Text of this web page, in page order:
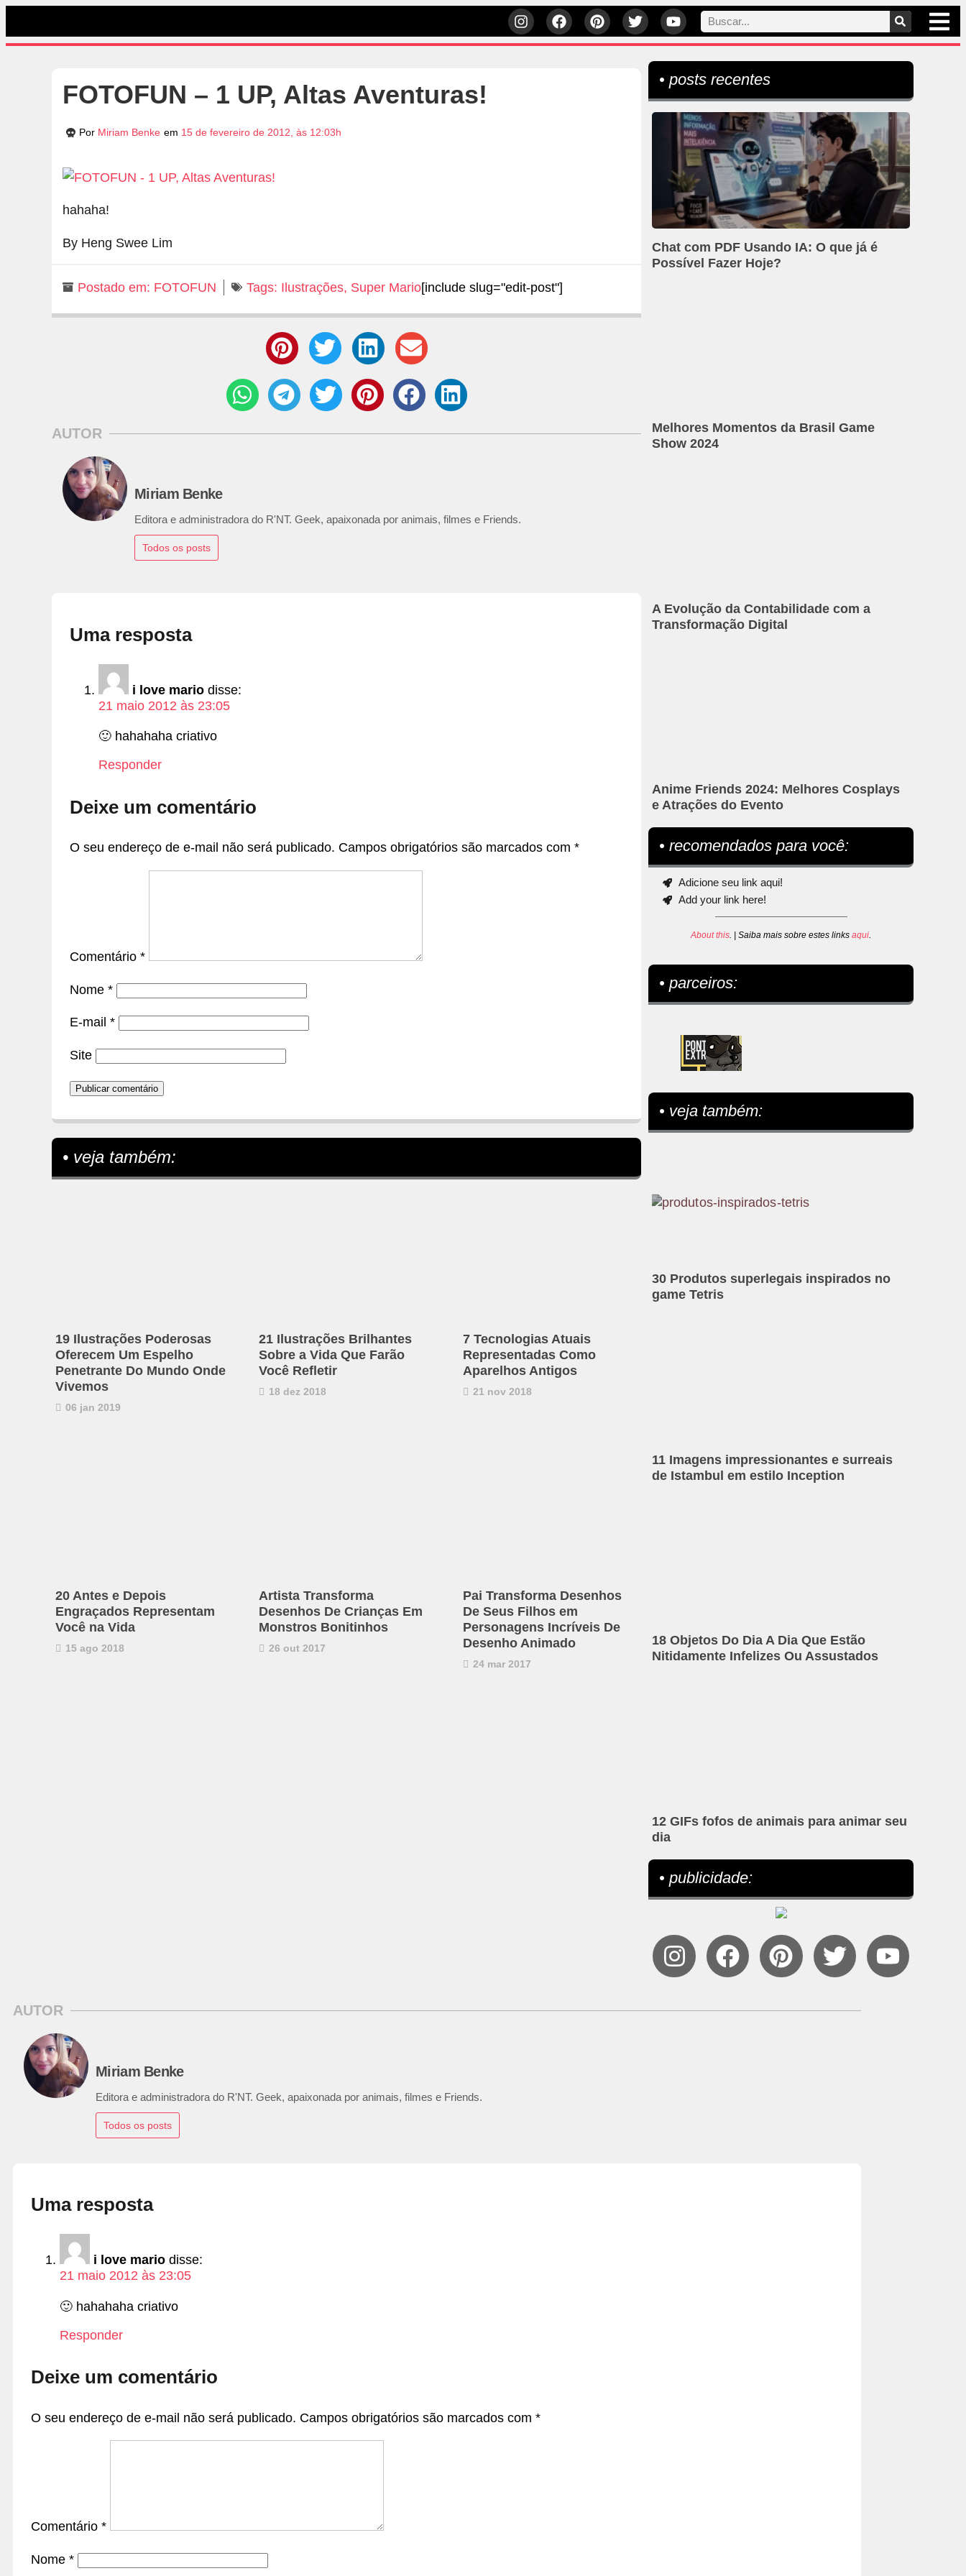
FOTOFUN – 1 UP, Altas Aventuras!
Por Miriam Benke em 15 de fevereiro de 2012, às 12:03h
hahaha!
By Heng Swee Lim
Postado em: FOTOFUN Tags: Ilustrações, Super Mario[include slug="edit-post"]
AUTOR
Miriam Benke
Editora e administradora do R'NT. Geek, apaixonada por animais, filmes e Friends.
Todos os posts
Uma resposta
i love mario disse:
21 maio 2012 às 23:05
🙂 hahahaha criativo
Responder
Deixe um comentário
O seu endereço de e-mail não será publicado. Campos obrigatórios são marcados com *
Comentário *
Nome *
E-mail *
Site
• veja também:
19 Ilustrações Poderosas
Oferecem Um Espelho
Penetrante Do Mundo Onde
Vivemos
06 jan 2019
21 Ilustrações Brilhantes
Sobre a Vida Que Farão
Você Refletir
18 dez 2018
7 Tecnologias Atuais
Representadas Como
Aparelhos Antigos
21 nov 2018
20 Antes e Depois
Engraçados Representam
Você na Vida
15 ago 2018
Artista Transforma
Desenhos De Crianças Em
Monstros Bonitinhos
26 out 2017
Pai Transforma Desenhos
De Seus Filhos em
Personagens Incríveis De
Desenho Animado
24 mar 2017
• posts recentes
Chat com PDF Usando IA: O que já é
Possível Fazer Hoje?
Melhores Momentos da Brasil Game
Show 2024
A Evolução da Contabilidade com a
Transformação Digital
Anime Friends 2024: Melhores Cosplays
e Atrações do Evento
• recomendados para você:
Adicione seu link aqui!
Add your link here!
About this. | Saiba mais sobre estes linksaqui.
• parceiros:
• veja também:
30 Produtos superlegais inspirados no
game Tetris
11 Imagens impressionantes e surreais
de Istambul em estilo Inception
18 Objetos Do Dia A Dia Que Estão
Nitidamente Infelizes Ou Assustados
12 GIFs fofos de animais para animar seu
dia
• publicidade:
AUTOR
Miriam Benke
Editora e administradora do R'NT. Geek, apaixonada por animais, filmes e Friends.
Todos os posts
Uma resposta
i love mario disse:
21 maio 2012 às 23:05
🙂 hahahaha criativo
Responder
Deixe um comentário
O seu endereço de e-mail não será publicado. Campos obrigatórios são marcados com *
Comentário *
Nome *